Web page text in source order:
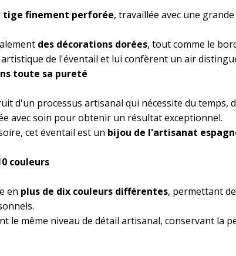
tige finement perforée, travaillée avec une
des décorations dorées, tout comme le
de l'éventail et lui confèrent un air
toute sa pureté
d'un processus artisanal qui nécessite du
avec soin pour obtenir un résultat exceptionnel.
cet éventail est un bijou de l'artisanat
couleurs
en plus de dix couleurs différentes, permettant
le même niveau de détail artisanal, conservant